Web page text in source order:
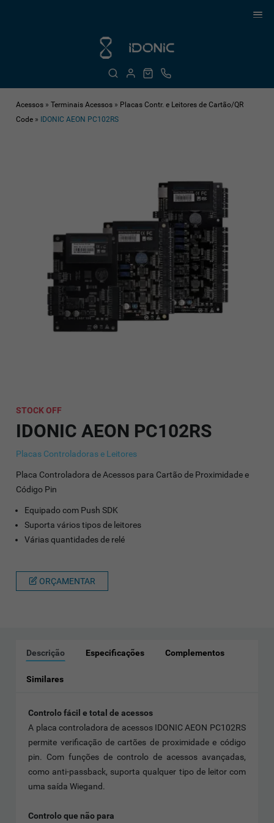
Acessos »Terminais Acessos » Placas Contr. e Leitores de Cartão/QR
Code » IDONIC AEON PC102RS
STOCK OFF
IDONIC AEON PC102RS
Placas Controladoras e Leitores
Placa Controladora de Acessos para Cartão de Proximidade e
Código Pin
Equipado com Push SDK
Suporta vários tipos de leitores
Várias quantidades de relé
ORÇAMENTAR
Descrição Especificações Complementos
Similares
Controlo fácil e total de acessos
A placa controladora de acessos IDONIC AEON PC102RS
permite verificação de cartões de proximidade e código
pin. Com funções de controlo de acessos avançadas,
como anti-passback, suporta qualquer tipo de leitor com
uma saída Wiegand.
Controlo que não para